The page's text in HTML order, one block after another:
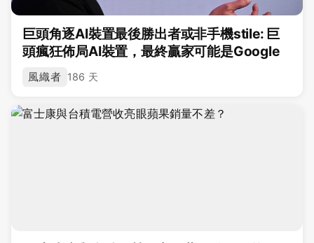
巨頭角逐AI裝置最後勝出者或非手機stile: 巨
頭瘋狂佈局AI裝置，最終贏家可能是Google
風織者 186 天